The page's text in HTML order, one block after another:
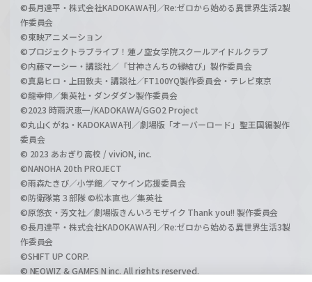
©長月達平・株式会社KADOKAWA刊／Re:ゼロから始める異世界生活2製
作委員会
©東映アニメーション
©プロジェクトラブライブ！蓮ノ空女学院スクールアイドルクラブ
©内藤マーシー・講談社／「甘神さんちの縁結び」製作委員会
©真島ヒロ・上田敦夫・講談社／FT100YQ製作委員会・テレビ東京
©龍幸伸／集英社・ダンダダン製作委員会
©2023 時雨沢恵一/KADOKAWA/GGO2 Project
©丸山くがね・KADOKAWA刊／劇場版「オーバーロード」聖王国編製作
委員会
© 2023 あおぎり高校 / viviON, inc.
©NANOHA 20th PROJECT
©雨森たきび／小学館／マケイン応援委員会
©防衛隊第３部隊 ©松本直也／集英社
©原悠衣・芳文社／劇場版きんいろモザイク Thank you!! 製作委員会
©長月達平・株式会社KADOKAWA刊／Re:ゼロから始める異世界生活3製
作委員会
©SHIFT UP CORP.
© NEOWIZ & GAMFS N inc. All rights reserved.